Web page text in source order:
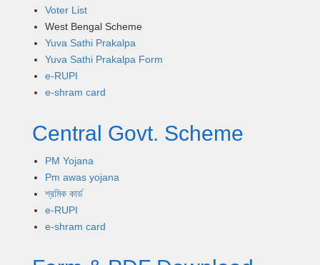
Voter List
West Bengal Scheme
Yuva Sathi Prakalpa
Yuva Sathi Prakalpa Form
e-RUPI
e-shram card
Central Govt. Scheme
PM Yojana
Pm awas yojana
শ্রমিক কার্ড
e-RUPI
e-shram card